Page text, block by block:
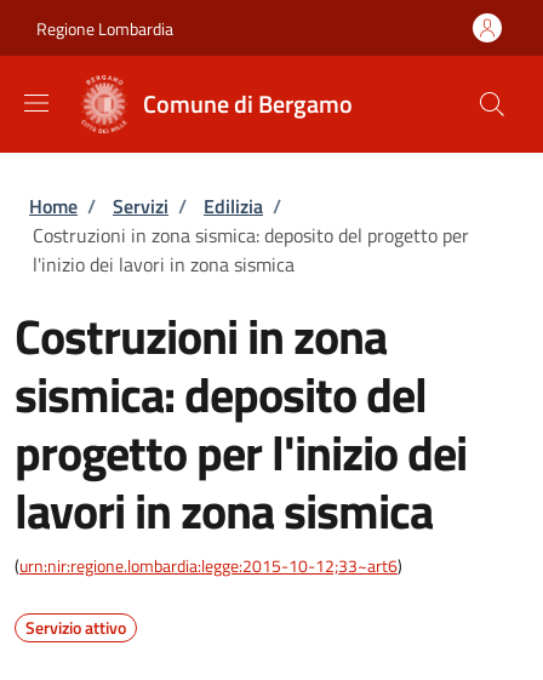
Regione Lombardia
Comune di Bergamo
Briciole di pane
Home / Servizi / Edilizia /
Costruzioni in zona sismica: deposito del progetto per
l'inizio dei lavori in zona sismica
Costruzioni in zona
sismica: deposito del
progetto per l'inizio dei
lavori in zona sismica
(urn:nir:regione.lombardia:legge:2015-10-12;33~art6)
Servizio attivo